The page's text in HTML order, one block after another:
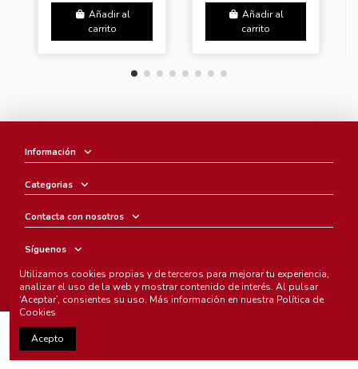
Añadir al
carrito
Añadir al
carrito
Información
Categorias
Contacta con nosotros
Síguenos
Boletín
Chunichi Comics
Utilizamos cookies propias y de terceros para mejorar tu experiencia,
analizar el uso de la web y mostrar contenido de interés. Al pulsar
‘Aceptar’, consientes su uso. Más información en nuestra Política de
Cookies
Acepto